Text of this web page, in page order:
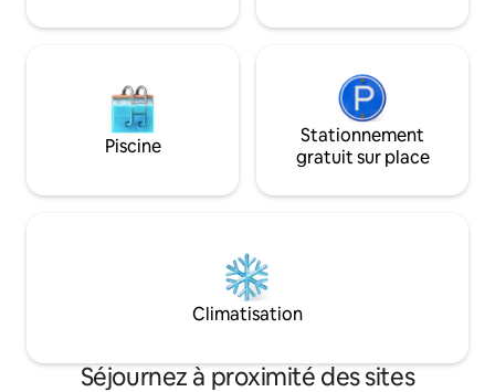
けます。 【3】プライベートを守れる4つ
える和モダンなベッドルーム。クイー
ン・ダブル・シングルベッドを配置し、
各部屋が独立しているため、就寝時間や
生活リズムが異なるグループでも互いに
気兼ねなくゆっくりとお休みいただけま
す。 【4】朝夜の混雑ゼロ！ダブル洗面
ルーム（浴槽付き）：1室 ・独立シャワー
ルーム：2室 ・トイレ：2室**（温水洗浄
便座付き） ・ダブル洗面台（2基）：朝の
身支度も並んでスムーズに行えます！ 身
最大11名様でのご滞在でも入浴の順番待
ちがありません。さらにドラム式洗濯乾
restaurants et
séjour pratique.Il
se rendre aux
Le sanctuaire de
11 minutes en
sauce soja
Kinedo est à 19
ce qui en fait un
séjours de
Piscine
Stationnement
gratuit sur place
Climatisation
Séjournez à proximité des sites